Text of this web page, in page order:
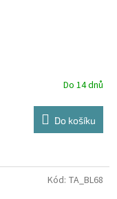
Do 14 dnů
Do košíku
Kód: TA_BL68